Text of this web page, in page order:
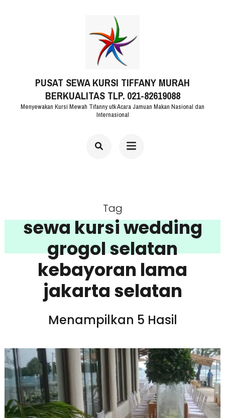
PUSAT SEWA KURSI TIFFANY MURAH
BERKUALITAS TLP. 021-82619088
Menyewakan Kursi Mewah Tifanny utk Acara Jamuan Makan Nasional dan
Internasional
Tag
sewa kursi wedding
grogol selatan
kebayoran lama
jakarta selatan
Menampilkan 5 Hasil